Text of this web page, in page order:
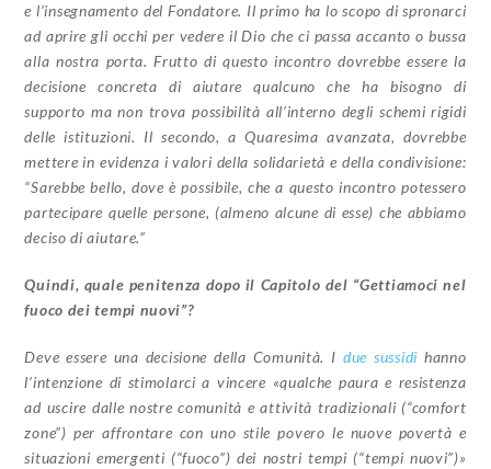
e l’insegnamento del Fondatore. Il primo ha lo scopo di spronarci
ad aprire gli occhi per vedere il Dio che ci passa accanto o bussa
alla nostra porta. Frutto di questo incontro dovrebbe essere la
decisione concreta di aiutare qualcuno che ha bisogno di
supporto ma non trova possibilità all’interno degli schemi rigidi
delle istituzioni. Il secondo, a Quaresima avanzata, dovrebbe
mettere in evidenza i valori della solidarietà e della condivisione:
“Sarebbe bello, dove è possibile, che a questo incontro potessero
partecipare quelle persone, (almeno alcune di esse) che abbiamo
deciso di aiutare.”
Quindi, quale penitenza dopo il Capitolo del “Gettiamoci nel
fuoco dei tempi nuovi”?
Deve essere una decisione della Comunità. I due sussidi hanno
l’intenzione di stimolarci a vincere «qualche paura e resistenza
ad uscire dalle nostre comunità e attività tradizionali (“comfort
zone”) per affrontare con uno stile povero le nuove povertà e
situazioni emergenti (“fuoco”) dei nostri tempi (“tempi nuovi”)»